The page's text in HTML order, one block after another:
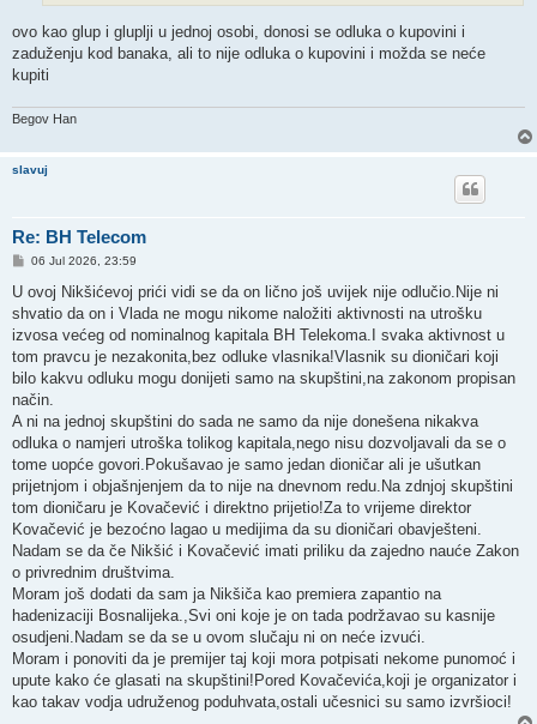
ovo kao glup i gluplji u jednoj osobi, donosi se odluka o kupovini i
zaduženju kod banaka, ali to nije odluka o kupovini i možda se neće
kupiti
Begov Han
slavuj
Re: BH Telecom
P
s
06 Jul 2026, 23:59
U ovoj Nikšićevoj prići vidi se da on lično još uvijek nije odlučio.Nije ni
shvatio da on i Vlada ne mogu nikome naložiti aktivnosti na utrošku
izvosa većeg od nominalnog kapitala BH Telekoma.I svaka aktivnost u
tom pravcu je nezakonita,bez odluke vlasnika!Vlasnik su dioničari koji
bilo kakvu odluku mogu donijeti samo na skupštini,na zakonom propisan
način.
A ni na jednoj skupštini do sada ne samo da nije donešena nikakva
odluka o namjeri utroška tolikog kapitala,nego nisu dozvoljavali da se o
tome uopće govori.Pokušavao je samo jedan dioničar ali je ušutkan
prijetnjom i objašnjenjem da to nije na dnevnom redu.Na zdnjoj skupštini
tom dioničaru je Kovačević i direktno prijetio!Za to vrijeme direktor
Kovačević je bezoćno lagao u medijima da su dioničari obavješteni.
Nadam se da če Nikšić i Kovačević imati priliku da zajedno nauće Zakon
o privrednim društvima.
Moram još dodati da sam ja Nikšiča kao premiera zapantio na
hadenizaciji Bosnalijeka.,Svi oni koje je on tada podržavao su kasnije
osudjeni.Nadam se da se u ovom slučaju ni on neće izvući.
Moram i ponoviti da je premijer taj koji mora potpisati nekome punomoć i
upute kako će glasati na skupštini!Pored Kovačevića,koji je organizator i
kao takav vodja udruženog poduhvata,ostali učesnici su samo izvršioci!